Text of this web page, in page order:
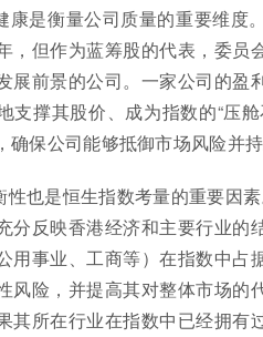
康是衡量公司质量的重要维度
，但作为蓝筹股的代表，委员
展前景的公司。一家公司的
支撑其股价、成为指数的“压
保公司能够抵御市场风险并持
也是恒生指数考量的重要因
分反映香港经济和主要行业
用事业、工商等）在指数中占
风险，并提高其对整体市场
其所在行业在指数中已经拥